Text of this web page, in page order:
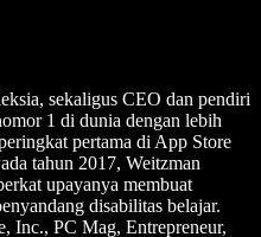
sekaligus CEO dan pendiri
1 di dunia dengan lebih
pertama di App Store
tahun 2017, Weitzman
upayanya membuat
disabilitas belajar.
Inc., PC Mag, Entrepreneur,